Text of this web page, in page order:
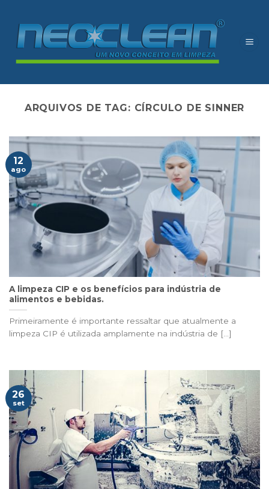
content
ARQUIVOS DE TAG: CÍRCULO DE SINNER
A limpeza CIP e os benefícios para indústria de
alimentos e bebidas.
Primeiramente é importante ressaltar que atualmente a
limpeza CIP é utilizada amplamente na indústria de [...]
12
ago
26
set